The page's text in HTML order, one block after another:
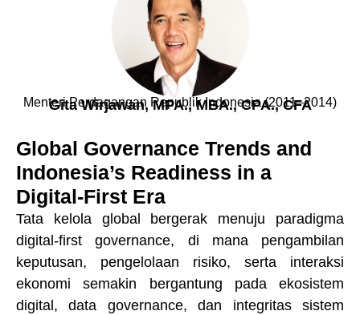
Gita Wirjawan, MPA., MBA., CPA., CFA
Menteri Perdagangan Republik Indonesia (2011–2014)
Global Governance Trends and
Indonesia’s Readiness in a
Digital-First Era
Tata kelola global bergerak menuju paradigma
digital-first governance, di mana pengambilan
keputusan, pengelolaan risiko, serta interaksi
ekonomi semakin bergantung pada ekosistem
digital, data governance, dan integritas sistem